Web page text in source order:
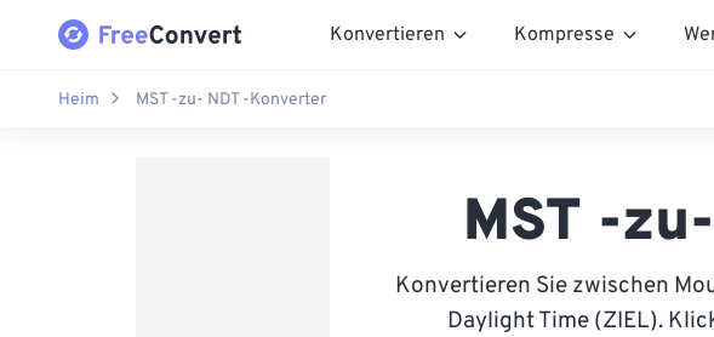
Konvertieren Kompresse
Heim MST -zu- NDT -Konverter
MST -
Konvertieren Sie zwischen
Daylight Time (ZIEL).